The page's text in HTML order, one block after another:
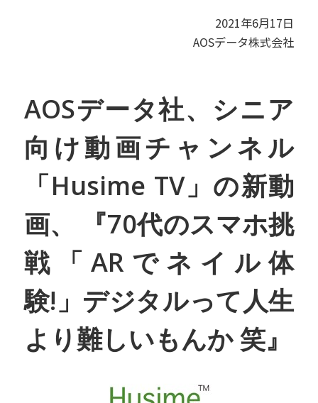
2021年6月17日
AOSデータ株式会社
AOSデータ社、シニア
向け動画チャンネル
「Husime TV」の新動
画、 『70代のスマホ挑
戦「ARでネイル体
験!」デジタルって人生
より難しいもんか 笑』